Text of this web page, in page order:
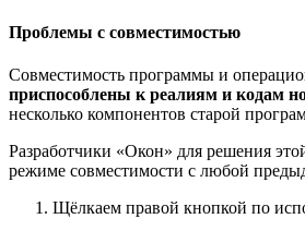
Проблемы с совместимостью
Совместимость программы и
приспособлены к реалиям и кодам
несколько компонентов старой
Разработчики «Окон» для решения
режиме совместимости с любой
Щёлкаем правой кнопкой по